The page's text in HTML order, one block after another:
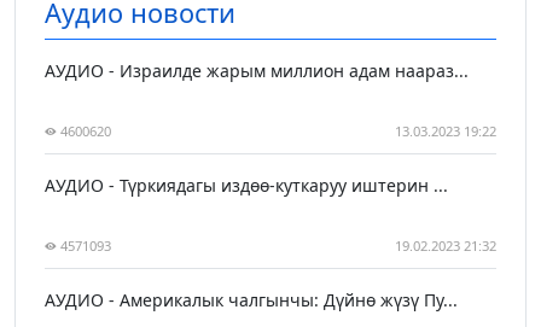
Аудио новости
АУДИО - Израилде жарым миллион адам наараз...
4600620 13.03.2023 19:22
АУДИО - Түркиядагы издөө-куткаруу иштерин ...
4571093 19.02.2023 21:32
АУДИО - Америкалык чалгынчы: Дүйнө жүзү Пу...